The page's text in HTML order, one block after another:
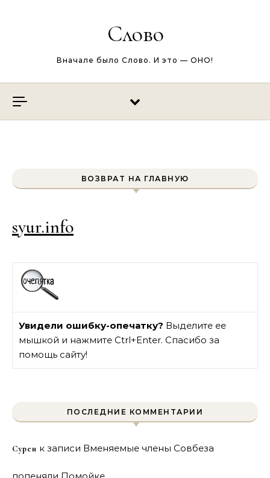
Слово
Вначале было Слово. И это — ОНО!
ВОЗВРАТ НА ГЛАВНУЮ
syur.info
Увидели ошибку-опечатку? Выделите ее
мышкой и нажмите Ctrl+Enter. Спасибо за
помощь сайту!
ПОСЛЕДНИЕ КОММЕНТАРИИ
Сурен к записи Вменяемые члены Совбеза